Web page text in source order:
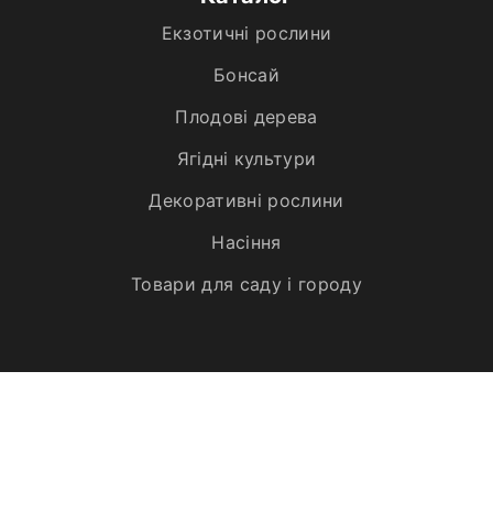
Екзотичні рослини
Бонсай
Плодові дерева
Ягідні культури
Декоративні рослини
Насіння
Товари для саду і городу